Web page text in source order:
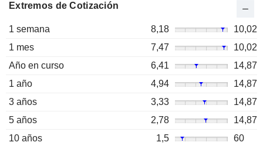
Extremos de Cotización
1 semana 8,18
10,02
1 mes
7,47
10,02
Año en curso
6,41
14,87
1 año
4,94
14,87
3 años
3,33
14,87
5 años
2,78
14,87
10 años
1,5 60